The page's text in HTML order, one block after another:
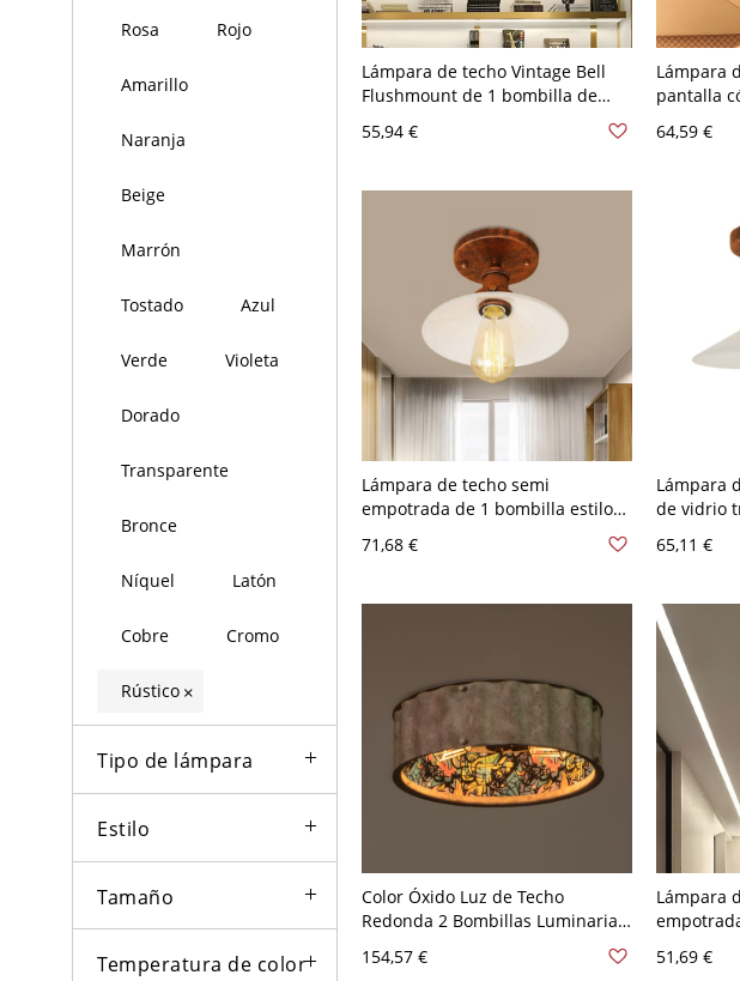
Rosa Rojo
Amarillo
Naranja
Beige
Marrón
Tostado Azul
Verde Violeta
Dorado
Transparente
Bronce
Níquel Latón
Cobre Cromo
Rústico ×
Tipo de lámpara
Estilo
Tamaño
Temperatura de color
Lámpara de techo Vintage Bell
Flushmount de 1 bombilla de
para sala de estar
55,94 €
Lámpara
pantalla
empotrado
64,59 €
Lámpara de techo semi
empotrada de 1 bombilla estilo
pantalla de vidrio opalino en
71,68 €
Lámpara
de vidrio
cabeza
65,11 €
Color Óxido Luz de Techo
Redonda 2 Bombillas Luminaria
de Techo Metálica Industrial para
Dormitorio - Rústico 110 A 120 V
154,57 €
Lámpara
campana
51,69 €